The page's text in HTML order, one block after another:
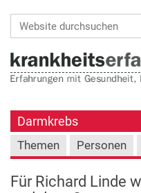
Darmkrebs
Themen Personen
Für Richard Linde